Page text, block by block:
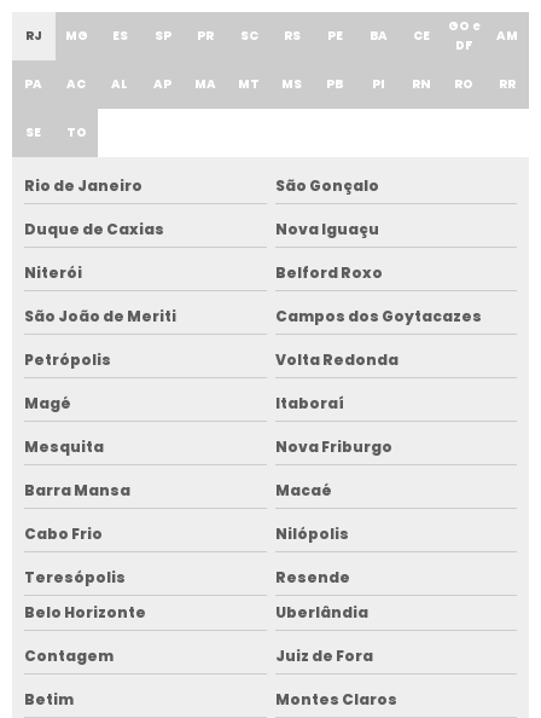
RJ MG ES SP PR SC RS PE BA CE
GO e
DF
AM
PA AC AL AP MA MT MS PB PI RN RO RR
SE TO
Rio de Janeiro São Gonçalo
Duque de Caxias Nova Iguaçu
Niterói Belford Roxo
São João de Meriti Campos dos Goytacazes
Petrópolis Volta Redonda
Magé Itaboraí
Mesquita Nova Friburgo
Barra Mansa Macaé
Cabo Frio Nilópolis
Teresópolis
Resende
Belo Horizonte
Uberlândia
Contagem Juiz de Fora
Betim Montes Claros